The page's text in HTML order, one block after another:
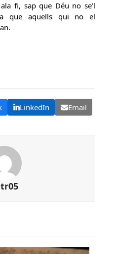
fi, sap que Déu no se’l
que aquells qui no el
LinkedIn Email